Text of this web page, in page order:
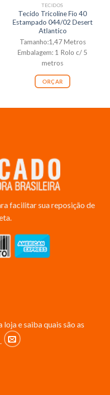
TECIDOS
Tecido Tricoline Fio 40
Estampado 044/02 Desert
Atlantico
Tamanho:1,47 Metros
Embalagem: 1 Rolo c/ 5
metros
ORÇAR
facilitar sua reposição de
e saiba quais são as